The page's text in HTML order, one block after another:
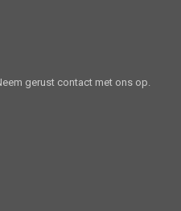
gerust contact met ons op.